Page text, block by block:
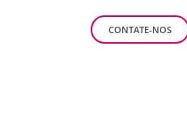
CONTATE-NOS